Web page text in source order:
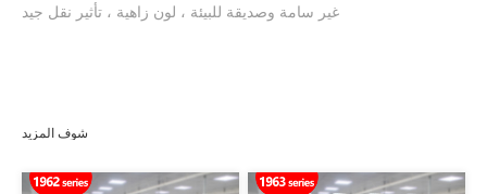
غير سامة وصديقة للبيئة ، لون زاهية ، تأثير نقل جيد
شوف المزيد